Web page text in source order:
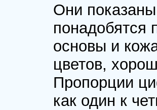
Они
понадобятся
основы и
цветов,
Пропорции
как один к